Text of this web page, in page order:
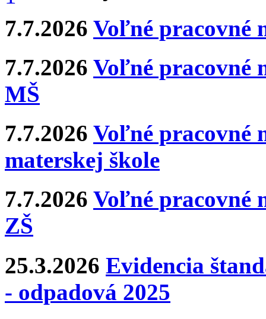
7.7.2026 Voľné pracovné
7.7.2026 Voľné pracovné
MŠ
7.7.2026 Voľné pracovné
materskej škole
7.7.2026 Voľné pracovné
ZŠ
25.3.2026 Evidencia
- odpadová 2025